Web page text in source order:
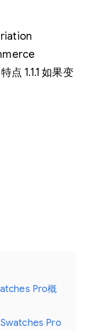
点 1.1.1 如果变
Pro概
Pro